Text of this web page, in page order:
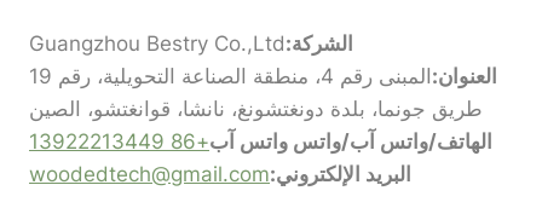
الشركة:Guangzhou Bestry Co.,Ltd
العنوان:
المبنى رقم 4، منطقة الصناعة التحويلية، رقم 19
طريق جونما، بلدة دونغتشونغ، نانشا، قوانغتشو، الصين
الهاتف/واتس آب/واتس واتس آب+86 13922213449
البريد الإلكتروني:woodedtech@gmail.com